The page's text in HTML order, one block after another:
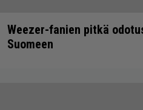
Weezer-fanien pitkä
Suomeen